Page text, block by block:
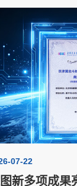
07-22
新多项成果